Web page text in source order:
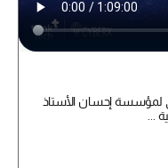
لمؤسسة إحسان الأستاذ
...